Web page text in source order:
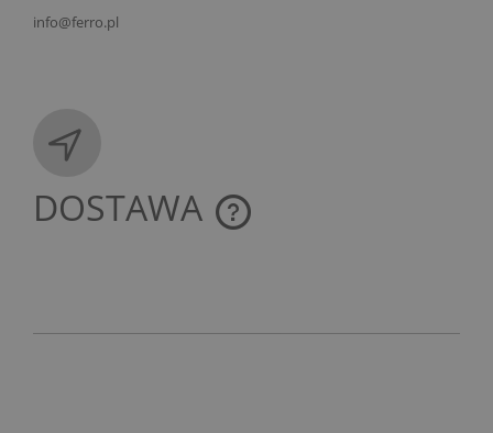
info@ferro.pl
DOSTAWA
CENA NIE ZAWIERA EWENTUALNYCH KOSZTÓW